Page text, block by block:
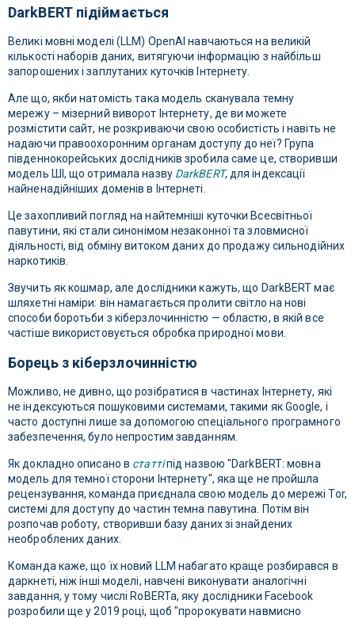
DarkBERT підіймається
Великі мовні моделі (LLM) OpenAI навчаються на великій
кількості наборів даних, витягуючи інформацію з найбільш
запорошених і заплутаних куточків Інтернету.
Але що, якби натомість така модель сканувала темну
мережу – мізерний виворот Інтернету, де ви можете
розмістити сайт, не розкриваючи свою особистість і навіть не
надаючи правоохоронним органам доступу до неї? Група
південнокорейських дослідників зробила саме це, створивши
модель ШІ, що отримала назву DarkBERT, для індексації
найненадійніших доменів в Інтернеті.
Це захопливий погляд на найтемніші куточки Всесвітньої
павутини, які стали синонімом незаконної та зловмисної
діяльності, від обміну витоком даних до продажу сильнодійних
наркотиків.
Звучить як кошмар, але дослідники кажуть, що DarkBERT має
шляхетні наміри: він намагається пролити світло на нові
способи боротьби з кіберзлочинністю — областю, в якій все
частіше використовується обробка природної мови.
Борець з кіберзлочинністю
Можливо, не дивно, що розібратися в частинах Інтернету, які
не індексуються пошуковими системами, такими як Google, і
часто доступні лише за допомогою спеціального програмного
забезпечення, було непростим завданням.
Як докладно описано в статтіпід назвою "DarkBERT: мовна
модель для темної сторони Інтернету", яка ще не пройшла
рецензування, команда приєднала свою модель до мережі Tor,
системі для доступу до частин темна павутина. Потім він
розпочав роботу, створивши базу даних зі знайдених
необроблених даних.
Команда каже, що їх новий LLM набагато краще розбирався в
даркнеті, ніж інші моделі, навчені виконувати аналогічні
завдання, у тому числі RoBERTa, яку дослідники Facebook
розробили ще у 2019 році, щоб "пророкувати навмисно